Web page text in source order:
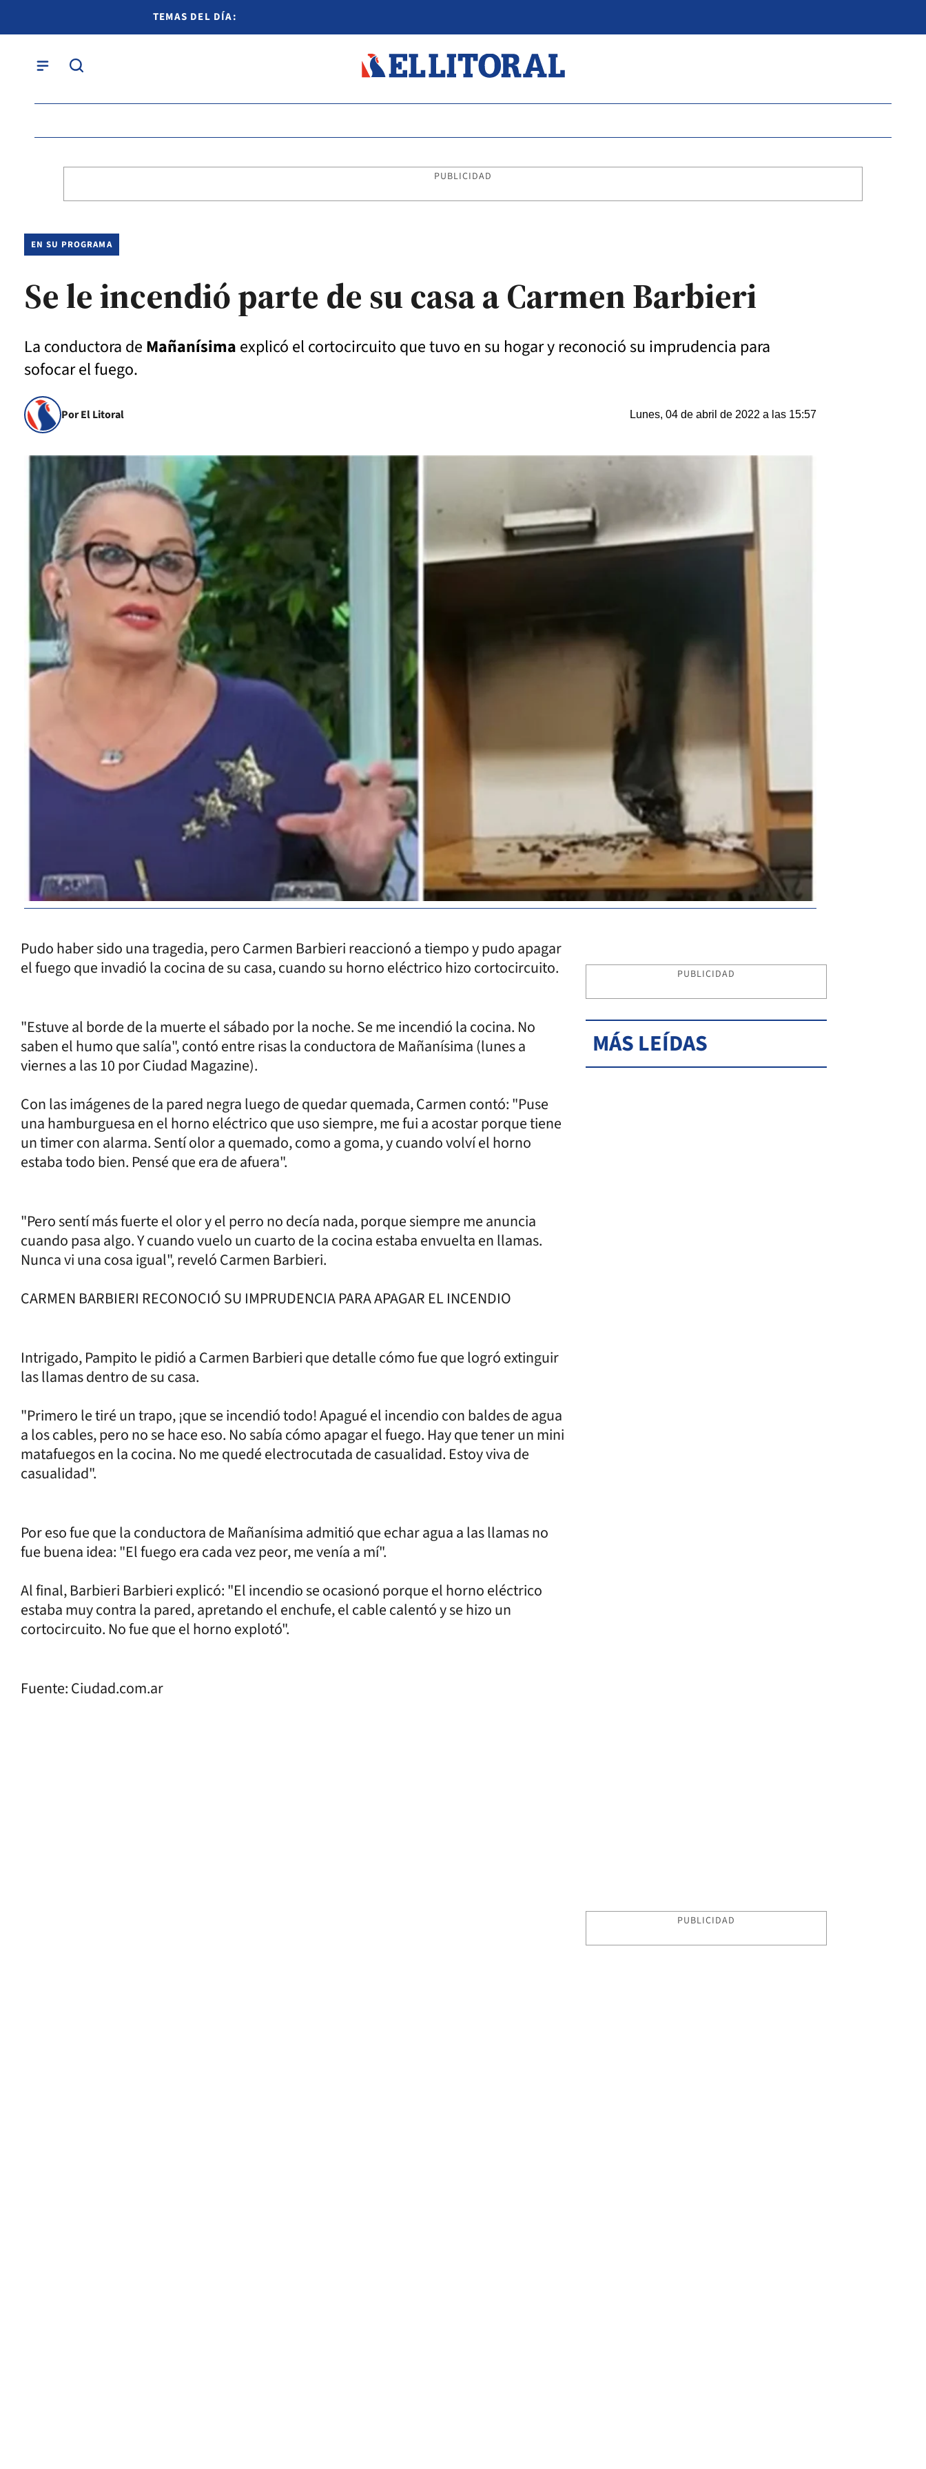
TEMAS DEL DÍA:
PUBLICIDAD
EN SU PROGRAMA
Se le incendió parte de su casa a Carmen Barbieri
La conductora de Mañanísima explicó el cortocircuito que tuvo en su hogar y reconoció su imprudencia para
sofocar el fuego.
Por El Litoral Lunes, 04 de abril de 2022 a las 15:57
Pudo haber sido una tragedia, pero Carmen Barbieri reaccionó a tiempo y pudo apagar
el fuego que invadió la cocina de su casa, cuando su horno eléctrico hizo cortocircuito.
"Estuve al borde de la muerte el sábado por la noche. Se me incendió la cocina. No
saben el humo que salía", contó entre risas la conductora de Mañanísima (lunes a
viernes a las 10 por Ciudad Magazine).
Con las imágenes de la pared negra luego de quedar quemada, Carmen contó: "Puse
una hamburguesa en el horno eléctrico que uso siempre, me fui a acostar porque tiene
un timer con alarma. Sentí olor a quemado, como a goma, y cuando volví el horno
estaba todo bien. Pensé que era de afuera".
"Pero sentí más fuerte el olor y el perro no decía nada, porque siempre me anuncia
cuando pasa algo. Y cuando vuelo un cuarto de la cocina estaba envuelta en llamas.
Nunca vi una cosa igual", reveló Carmen Barbieri.
CARMEN BARBIERI RECONOCIÓ SU IMPRUDENCIA PARA APAGAR EL INCENDIO
Intrigado, Pampito le pidió a Carmen Barbieri que detalle cómo fue que logró extinguir
las llamas dentro de su casa.
"Primero le tiré un trapo, ¡que se incendió todo! Apagué el incendio con baldes de agua
a los cables, pero no se hace eso. No sabía cómo apagar el fuego. Hay que tener un mini
matafuegos en la cocina. No me quedé electrocutada de casualidad. Estoy viva de
casualidad".
Por eso fue que la conductora de Mañanísima admitió que echar agua a las llamas no
fue buena idea: "El fuego era cada vez peor, me venía a mí".
Al final, Barbieri Barbieri explicó: "El incendio se ocasionó porque el horno eléctrico
estaba muy contra la pared, apretando el enchufe, el cable calentó y se hizo un
cortocircuito. No fue que el horno explotó".
Fuente: Ciudad.com.ar
PUBLICIDAD
MÁS LEÍDAS
PUBLICIDAD